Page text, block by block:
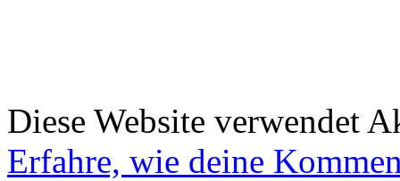
Diese Website verwendet
Erfahre, wie deine